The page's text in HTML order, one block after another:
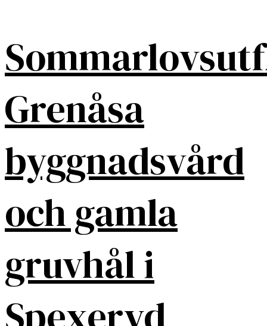
Grenåsa
byggnadsvård
och gamla
gruvhål i